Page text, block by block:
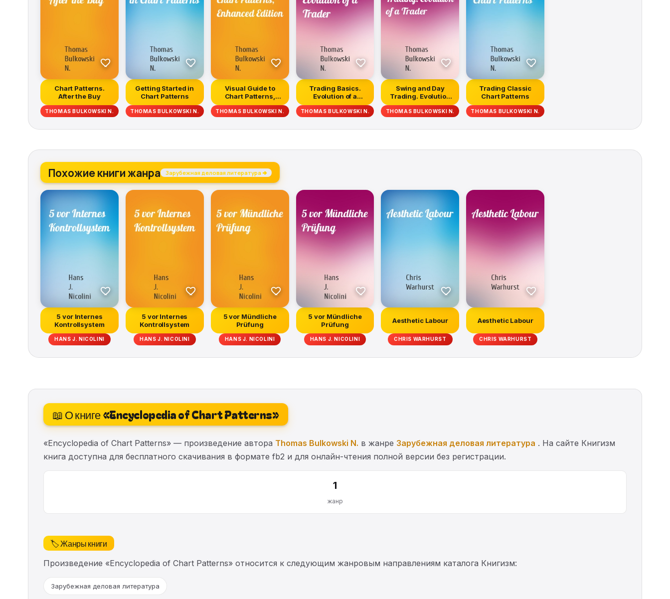
Chart Patterns.
After the Buy
THOMAS BULKOWSKI N.
Getting Started in
Chart Patterns
THOMAS BULKOWSKI N.
Visual Guide to
Chart Patterns,
Enhanced Edition
THOMAS BULKOWSKI N.
Trading Basics.
Evolution of a
Trader
THOMAS BULKOWSKI N.
Swing and Day
Trading. Evolution
of a Trader
THOMAS BULKOWSKI N.
Trading Classic
Chart Patterns
THOMAS BULKOWSKI N.
Похожие книги жанра Зарубежная деловая литература →
5 vor Internes
Kontrollsystem
HANS J. NICOLINI
5 vor Internes
Kontrollsystem
HANS J. NICOLINI
5 vor Mündliche
Prüfung
HANS J. NICOLINI
5 vor Mündliche
Prüfung
HANS J. NICOLINI
Aesthetic Labour
CHRIS WARHURST
Aesthetic Labour
CHRIS WARHURST
📖 О книге «Encyclopedia of Chart Patterns»
«Encyclopedia of Chart Patterns» — произведение автора Thomas Bulkowski N. в жанре Зарубежная деловая литература . На сайте Книгизм
книга доступна для бесплатного скачивания в формате fb2 и для онлайн-чтения полной версии без регистрации.
1
жанр
🏷️ Жанры книги
Произведение «Encyclopedia of Chart Patterns» относится к следующим жанровым направлениям каталога Книгизм:
Зарубежная деловая литература